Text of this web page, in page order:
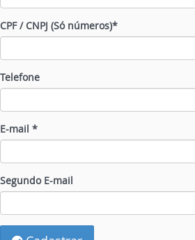
CPF / CNPJ (Só números)*
Telefone
E-mail *
Segundo E-mail